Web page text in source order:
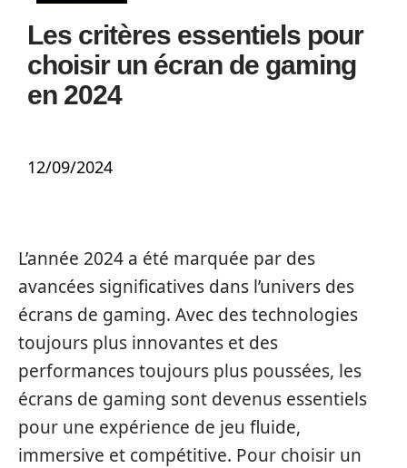
Les critères essentiels pour
choisir un écran de gaming
en 2024
12/09/2024
L’année 2024 a été marquée par des
avancées significatives dans l’univers des
écrans de gaming. Avec des technologies
toujours plus innovantes et des
performances toujours plus poussées, les
écrans de gaming sont devenus essentiels
pour une expérience de jeu fluide,
immersive et compétitive. Pour choisir un